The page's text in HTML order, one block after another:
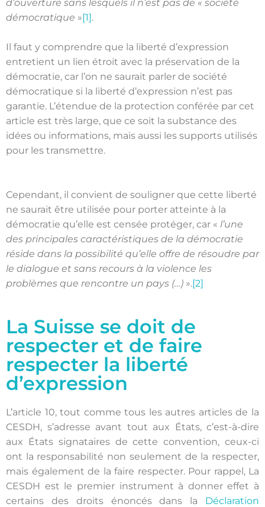
d’ouverture sans lesquels il n’est pas de « société
démocratique »[1].
Il faut y comprendre que la liberté d’expression
entretient un lien étroit avec la préservation de la
démocratie, car l’on ne saurait parler de société
démocratique si la liberté d’expression n’est pas
garantie. L’étendue de la protection conférée par cet
article est très large, que ce soit la substance des
idées ou informations, mais aussi les supports utilisés
pour les transmettre.
Cependant, il convient de souligner que cette liberté
ne saurait être utilisée pour porter atteinte à la
démocratie qu’elle est censée protéger, car « l’une
des principales caractéristiques de la démocratie
réside dans la possibilité qu’elle offre de résoudre par
le dialogue et sans recours à la violence les
problèmes que rencontre un pays (…) ».[2]
La Suisse se doit de
respecter et de faire
respecter la liberté
d’expression
L’article 10, tout comme tous les autres articles de la
CESDH, s’adresse avant tout aux États, c’est-à-dire
aux États signataires de cette convention, ceux-ci
ont la responsabilité non seulement de la respecter,
mais également de la faire respecter. Pour rappel, La
CESDH est le premier instrument à donner effet à
certains des droits énoncés dans la Déclaration